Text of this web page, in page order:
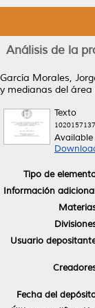
Análisis de la
García Morales,
y medianas del
Texto
Available
Tipo de
Información
Usuario
Fecha del